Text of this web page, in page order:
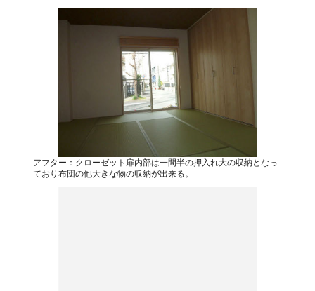
アフター：クローゼット扉内部は一間半の押入れ大の収納となっ
ており布団の他大きな物の収納が出来る。